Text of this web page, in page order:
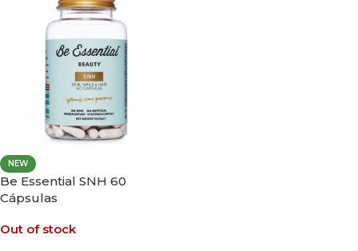
NEW
Be Essential SNH 60
Cápsulas
Out of stock